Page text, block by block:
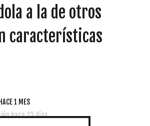
a la de otros
características
1 MES
hace 23 días